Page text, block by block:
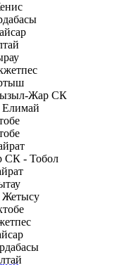
Жар СК
Елимай
СК - Тобол
Жетысу